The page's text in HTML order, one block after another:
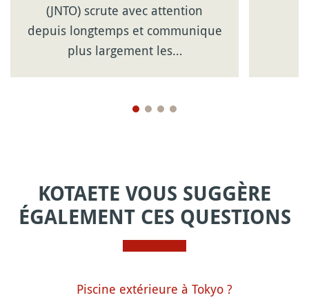
(JNTO) scrute avec attention
depuis longtemps et communique
plus largement les…
KOTAETE VOUS SUGGÈRE
ÉGALEMENT CES QUESTIONS
Piscine extérieure à Tokyo ?